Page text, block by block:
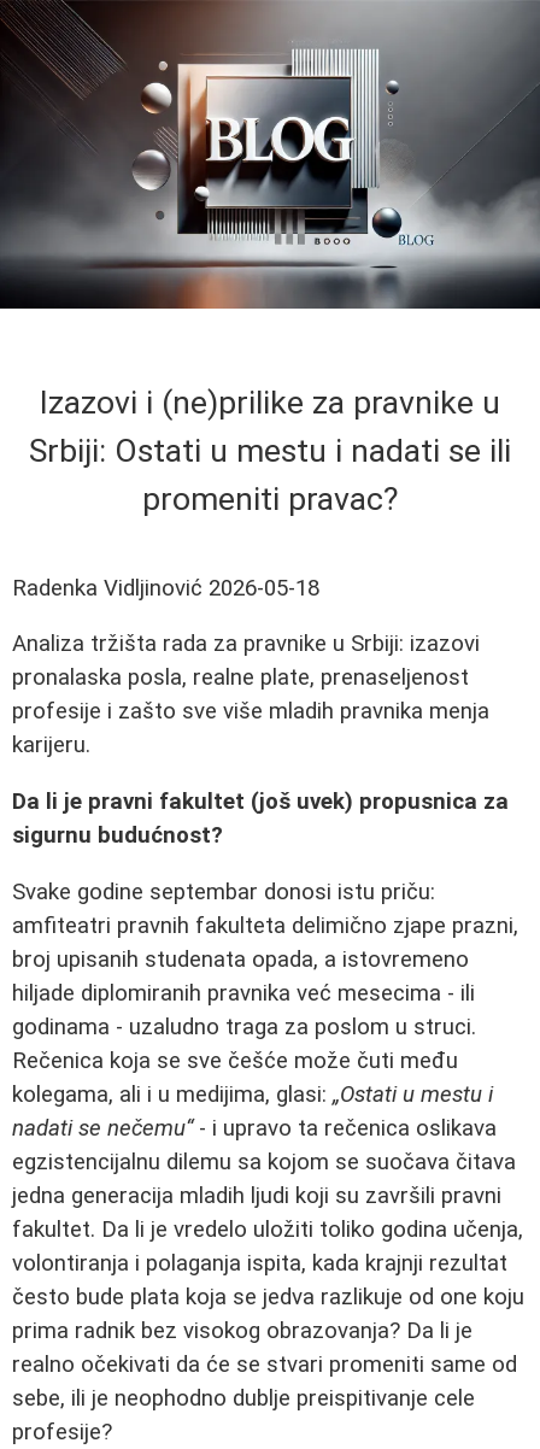
Izazovi i (ne)prilike za pravnike u
Srbiji: Ostati u mestu i nadati se ili
promeniti pravac?
Radenka Vidljinović 2026-05-18
Analiza tržišta rada za pravnike u Srbiji: izazovi
pronalaska posla, realne plate, prenaseljenost
profesije i zašto sve više mladih pravnika menja
karijeru.
Da li je pravni fakultet (još uvek) propusnica za
sigurnu budućnost?
Svake godine septembar donosi istu priču:
amfiteatri pravnih fakulteta delimično zjape prazni,
broj upisanih studenata opada, a istovremeno
hiljade diplomiranih pravnika već mesecima - ili
godinama - uzaludno traga za poslom u struci.
Rečenica koja se sve češće može čuti među
kolegama, ali i u medijima, glasi: „Ostati u mestu i
nadati se nečemu“- i upravo ta rečenica oslikava
egzistencijalnu dilemu sa kojom se suočava čitava
jedna generacija mladih ljudi koji su završili pravni
fakultet. Da li je vredelo uložiti toliko godina učenja,
volontiranja i polaganja ispita, kada krajnji rezultat
često bude plata koja se jedva razlikuje od one koju
prima radnik bez visokog obrazovanja? Da li je
realno očekivati da će se stvari promeniti same od
sebe, ili je neophodno dublje preispitivanje cele
profesije?